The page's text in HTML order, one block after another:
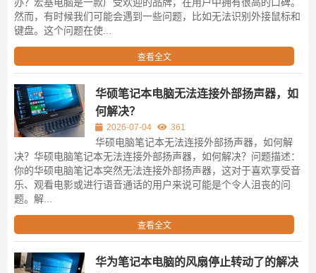
然而，有时候我们可能会遇到一些问题，比如无法识别外接鼠标和
键盘。这个问题在使...
查看全文
华硕笔记本电脑无法连接外部扬声器，如
何解决？
2026-07-04 361
华硕电脑笔记本无法连接外部扬声器，如何解
决？华硕电脑笔记本无法连接外部扬声器，如何解决？问题描述：
你的华硕电脑笔记本突然无法连接外部扬声器，这对于喜欢享受音
乐、观看电影或进行语音通话的用户来说可能是个令人沮丧的问
题。解...
查看全文
华为笔记本电脑的风扇停止转动了的解决